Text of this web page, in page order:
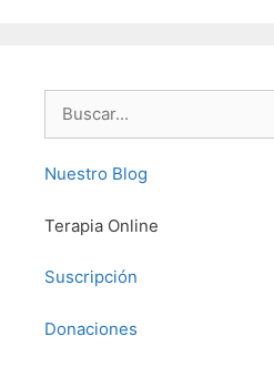
Nuestro Blog
Terapia Online
Suscripción
Donaciones